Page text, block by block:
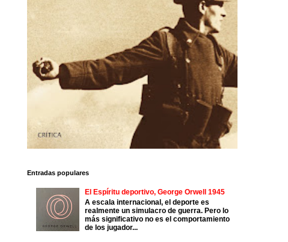
Entradas populares
El Espíritu deportivo, George Orwell 1945
A escala internacional, el deporte es
realmente un simulacro de guerra. Pero lo
más significativo no es el comportamiento
de los jugador...